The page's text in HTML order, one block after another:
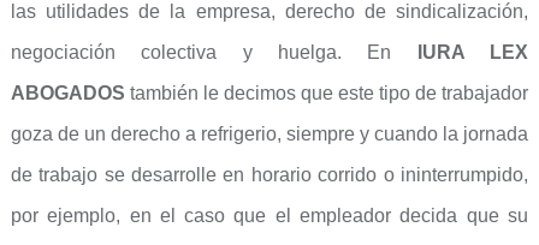
las utilidades de la empresa, derecho de sindicalización,
negociación colectiva y huelga. En
IURA LEX
ABOGADOS también le decimos que este tipo de trabajador
goza de un derecho a refrigerio, siempre y cuando la jornada
de trabajo se desarrolle en horario corrido o ininterrumpido,
por ejemplo, en el caso que el empleador decida que su